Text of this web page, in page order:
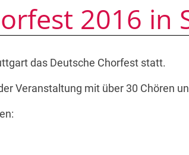
2016 in
das Deutsche Chorfest statt.
Veranstaltung mit über 30 Chören